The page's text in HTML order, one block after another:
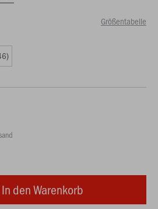
Größentabelle
In den Warenkorb